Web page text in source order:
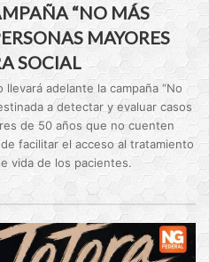
“NO MÁS
MAYORES
SOCIAL
adelante la campaña “No
a detectar y evaluar casos
de 50 años que no cuenten
facilitar el acceso al tratamiento
vida de los pacientes.